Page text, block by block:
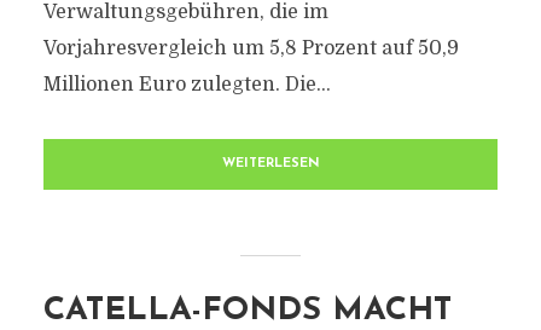
Verwaltungsgebühren, die im
Vorjahresvergleich um 5,8 Prozent auf 50,9
Millionen Euro zulegten. Die...
WEITERLESEN
CATELLA-FONDS MACHT